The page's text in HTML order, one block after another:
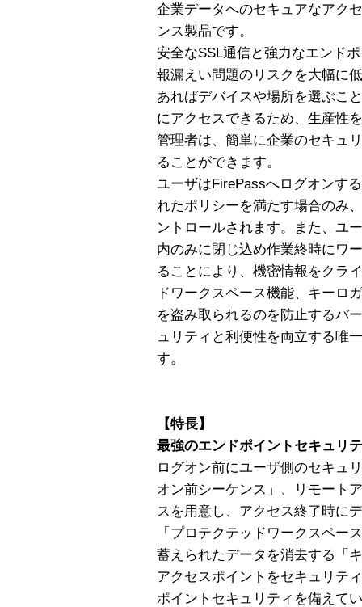
企業データへのセキュアなアク
ンス製品です。
安全なSSL通信と強力なエンド
報漏えい問題のリスクを大幅に
あればデバイスや場所を選ぶこ
にアクセスできるため、生産性
管理者は、簡単に企業のセキュ
ることができます。
ユーザはFirePassへログオンす
れたポリシーを満たす場合のみ
ントロールされます。また、ユ
内のみに閉じ込め作業終時にワ
ることにより、機密情報をクラ
ドワークスペース機能、キーロ
を盗み取られるのを防止するバ
ュリティと利便性を両立する唯
す。
【特長】
最強のエンドポイントセキュリ
ログオン前にユーザ側のセキュ
オン前シーケンス」、リモート
スを用意し、アクセス終了時に
「プロテクテッドワークスペー
蓄えられたデータを消去する「
アクセスポイントをセキュリテ
ポイントセキュリティを備えて